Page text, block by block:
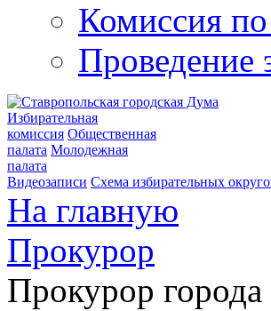
Комиссия по
Проведение
Избирательная
комиссия Общественная
палата Молодежная
палата
Видеозаписи Схема избирательных
На главную
Прокурор
Прокурор города